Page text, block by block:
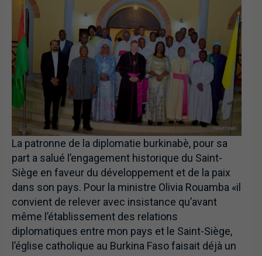
La patronne de la diplomatie burkinabè, pour sa
part a salué l’engagement historique du Saint-
Siège en faveur du développement et de la paix
dans son pays. Pour la ministre Olivia Rouamba «il
convient de relever avec insistance qu’avant
même l’établissement des relations
diplomatiques entre mon pays et le Saint-Siège,
l’église catholique au Burkina Faso faisait déjà un